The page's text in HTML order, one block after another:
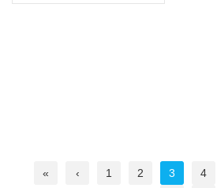
« ‹ 1 2 3 4